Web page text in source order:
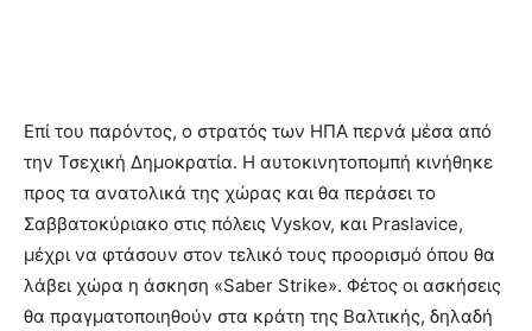
Επί του παρόντος, ο στρατός των ΗΠΑ περνά μέσα από
την Τσεχική Δημοκρατία. Η αυτοκινητοπομπή κινήθηκε
προς τα ανατολικά της χώρας και θα περάσει το
Σαββατοκύριακο στις πόλεις Vyskov, και Praslavice,
μέχρι να φτάσουν στον τελικό τους προορισμό όπου θα
λάβει χώρα η άσκηση «Saber Strike». Φέτος οι ασκήσεις
θα πραγματοποιηθούν στα κράτη της Βαλτικής, δηλαδή